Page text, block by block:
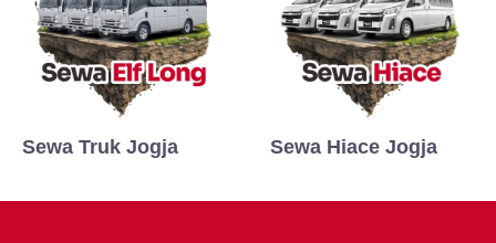
Sewa Truk Jogja Sewa Hiace Jogja